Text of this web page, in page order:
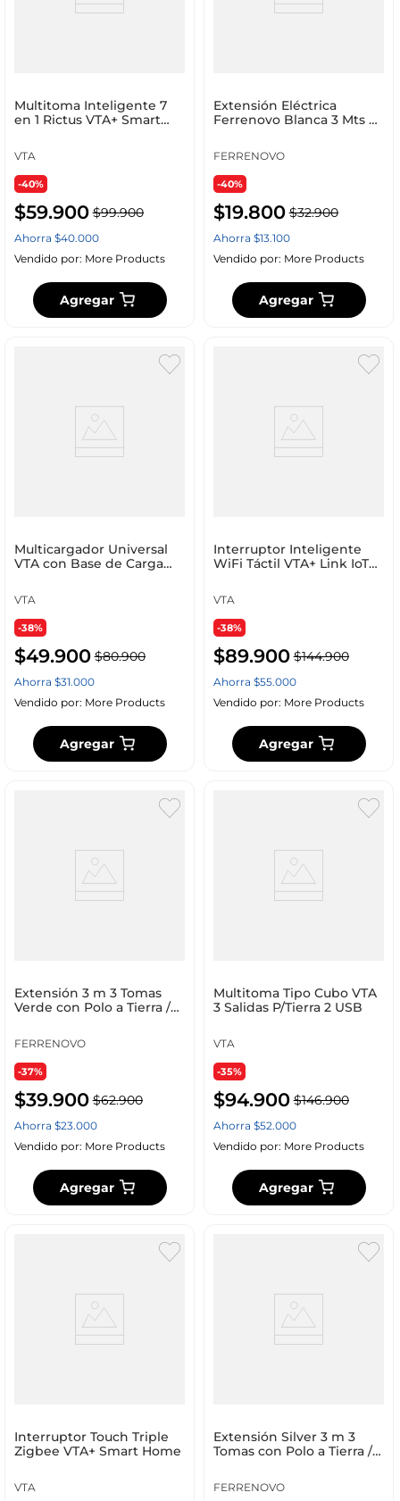
Multitoma Inteligente 7
en 1 Rictus VTA+ Smart
VTA
-40%
$59.900 $99.900
Ahorra $40.000
Vendido por: More Products
Agregar
Extensión Eléctrica
Ferrenovo Blanca 3 Mts y
FERRENOVO
-40%
$19.800 $32.900
Ahorra $13.100
Vendido por: More Products
Agregar
Multicargador Universal
VTA con Base de Carga
Ajustables
VTA
-38%
$49.900 $80.900
Ahorra $31.000
Vendido por: More Products
Agregar
Interruptor Inteligente
WiFi Táctil VTA+ Link IoT
VTA
-38%
$89.900 $144.900
Ahorra $55.000
Vendido por: More Products
Agregar
Extensión 3 m 3 Tomas
Verde con Polo a Tierra /
FERRENOVO
-37%
$39.900 $62.900
Ahorra $23.000
Vendido por: More Products
Agregar
Multitoma Tipo Cubo VTA
3 Salidas P/Tierra 2 USB
VTA
-35%
$94.900 $146.900
Ahorra $52.000
Vendido por: More Products
Agregar
Interruptor Touch Triple
Zigbee VTA+ Smart Home
VTA
Extensión Silver 3 m 3
Tomas con Polo a Tierra /
FERRENOVO